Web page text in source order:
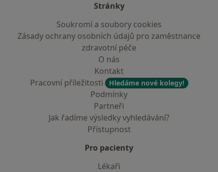
Stránky
Soukromí a soubory cookies
Zásady ochrany osobních údajů pro zaměstnance
zdravotní péče
O nás
Kontakt
Pracovní příležitosti
Hledáme nové kolegy!
Podmínky
Partneři
Jak řadíme výsledky vyhledávání?
Přístupnost
Pro pacienty
Lékaři